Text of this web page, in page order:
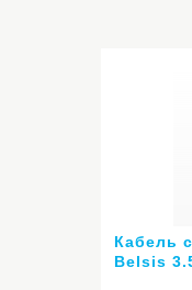
Кабель
Belsis